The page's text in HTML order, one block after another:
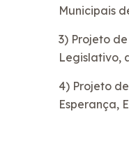
Municipais
3) Projeto
Legislativo,
4) Projeto
Esperança,